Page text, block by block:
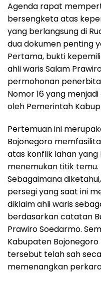
Agenda rapat
bersengketa atas
yang berlangsung di
dua dokumen penting
Pertama, bukti
ahli waris Salam
permohonan
Nomor 16 yang
oleh Pemerintah
Pertemuan ini
Bojonegoro
atas konflik lahan yang
menemukan titik temu.
Sebagaimana
persegi yang saat ini
diklaim ahli waris
berdasarkan catatan
Prawiro Soedarmo.
Kabupaten
tersebut telah sah
memenangkan